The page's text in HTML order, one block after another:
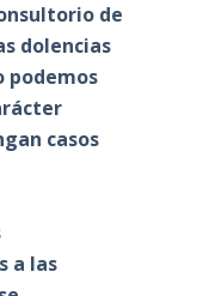
de
dolencias
podemos
casos
a las